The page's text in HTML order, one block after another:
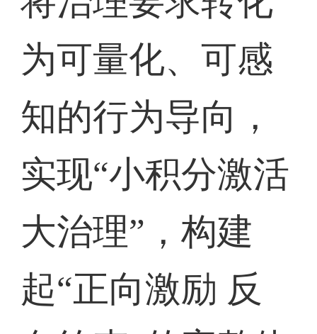
为可量化、可感
知的行为导向，
实现“小积分激活
大治理”，构建
起“正向激励 反